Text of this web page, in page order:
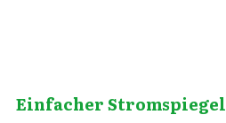
Einfacher Stromspiegel